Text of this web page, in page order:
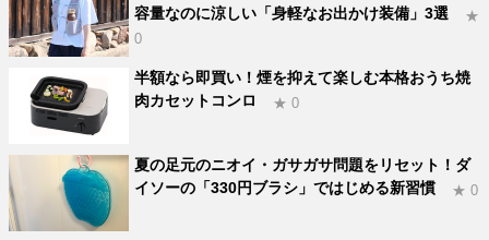
容量なのに涼しい「身軽なお出かけ装備」3選
★
0
半額なら即買い！煙を抑えて楽しむ本格おうち焼
肉カセットコンロ
★ 0
夏の足元のニオイ・ガサガサ問題をリセット！ダ
イソーの「330円ブラシ」ではじめる新習慣
★ 0